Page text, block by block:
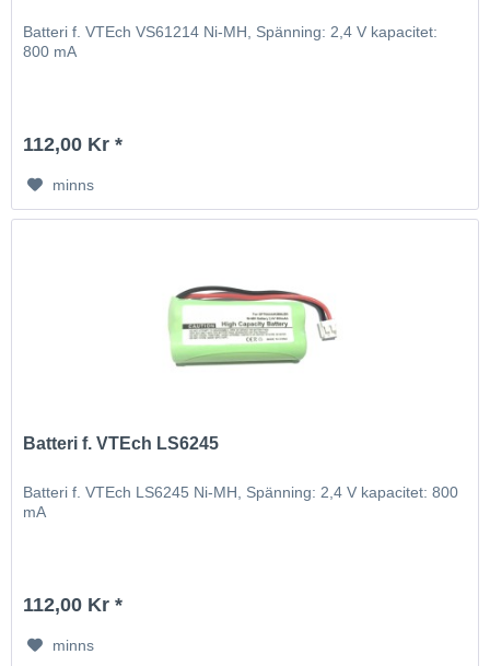
Batteri f. VTEch VS61214 Ni-MH, Spänning: 2,4 V kapacitet:
800 mA
112,00 Kr *
minns
Batteri f. VTEch LS6245
Batteri f. VTEch LS6245 Ni-MH, Spänning: 2,4 V kapacitet: 800
mA
112,00 Kr *
minns